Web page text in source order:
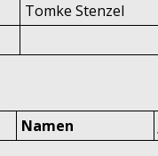
Tomke Stenzel
Namen